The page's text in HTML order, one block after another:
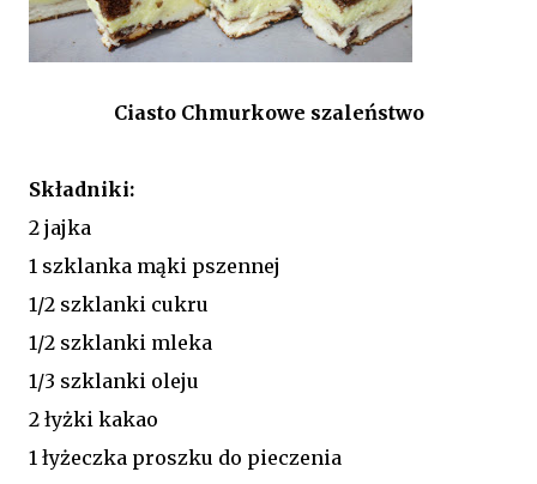
Ciasto Chmurkowe szaleństwo
Składniki:
2 jajka
1 szklanka mąki pszennej
1/2 szklanki cukru
1/2 szklanki mleka
1/3 szklanki oleju
2 łyżki kakao
1 łyżeczka proszku do pieczenia